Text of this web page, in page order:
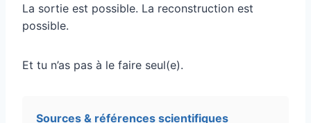
La sortie est possible. La reconstruction est
possible.
Et tu n’as pas à le faire seul(e).
Sources & références scientifiques